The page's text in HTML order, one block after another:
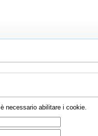
necessario abilitare i cookie.